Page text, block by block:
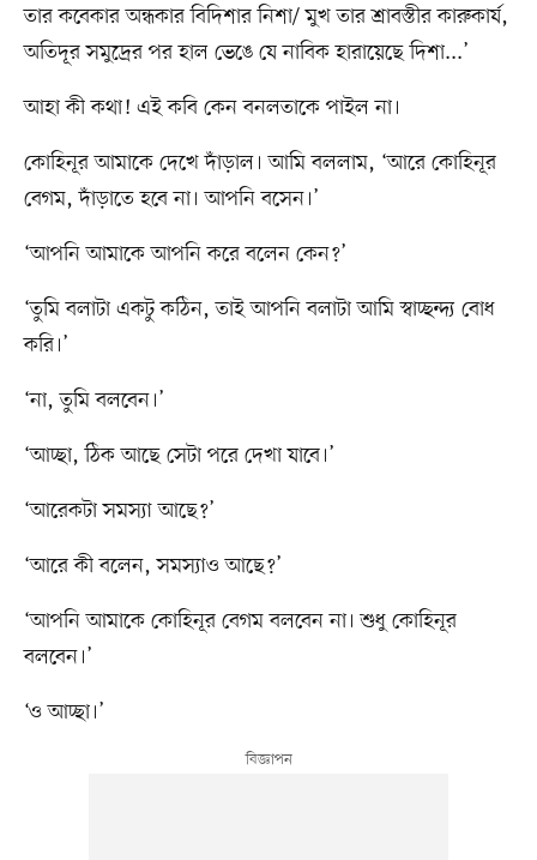
তার কবেকার অন্ধকার বিদিশার নিশা/ মুখ তার শ্রাবস্তীর কারুকার্য,
অতিদূর সমুদ্রের পর হাল ভেঙে যে নাবিক হারায়েছে দিশা...’
আহা কী কথা! এই কবি কেন বনলতাকে পাইল না।
কোহিনূর আমাকে দেখে দাঁড়াল। আমি বললাম, ‘আরে কোহিনূর
বেগম, দাঁড়াতে হবে না। আপনি বসেন।’
‘আপনি আমাকে আপনি করে বলেন কেন?’
‘তুমি বলাটা একটু কঠিন, তাই আপনি বলাটা আমি স্বাচ্ছন্দ্য বোধ
করি।’
‘না, তুমি বলবেন।’
‘আচ্ছা, ঠিক আছে সেটা পরে দেখা যাবে।’
‘আরেকটা সমস্যা আছে?’
‘আরে কী বলেন, সমস্যাও আছে?’
‘আপনি আমাকে কোহিনূর বেগম বলবেন না। শুধু কোহিনূর
বলবেন।’
‘ও আচ্ছা।’